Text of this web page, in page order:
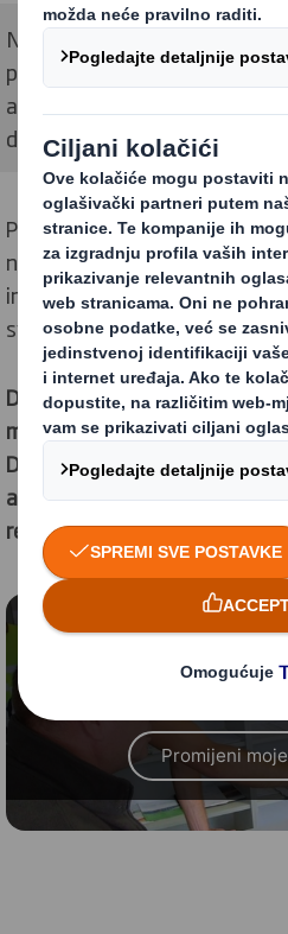
Naša je svrha pomoći našim
promjene u kupovnim
ambalažnim rješenjima, koja
društvu.
Potreban je novi pristup
našoj industriji. To je ono što
imamo zajedničku svrhu
svijet koji se mijenja.”
Drugačiji smo jer vidimo
može imati ključnu ulogu u
Dizajnom i proizvodnjom
ambalažnih rješenja,
reagiraju na promjene u
Sadržaj
Kako biste pogledali ovaj
Promijeni